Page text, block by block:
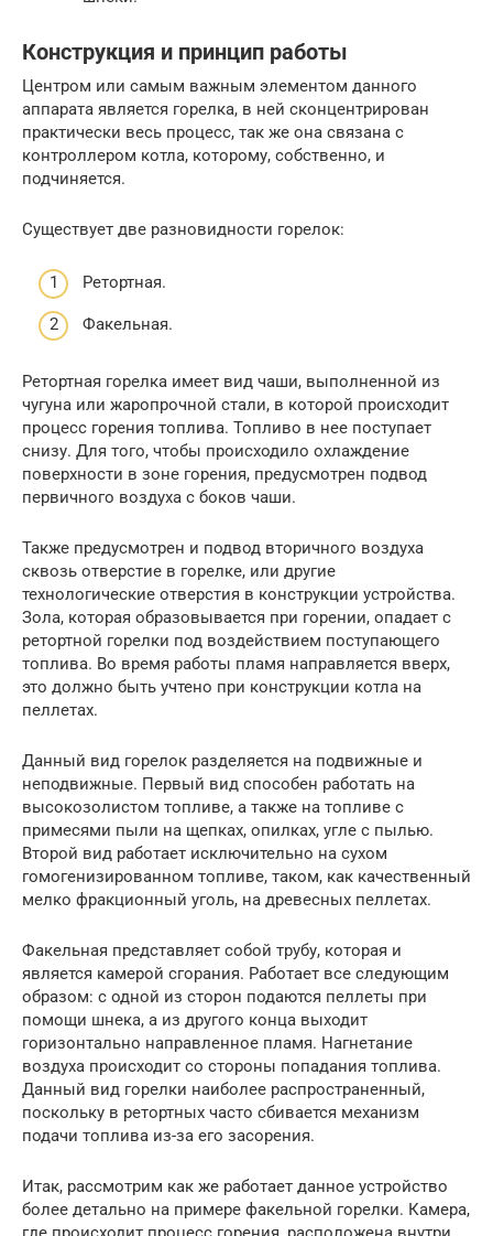
Конструкция и принцип работы
Центром или самым важным элементом данного
аппарата является горелка, в ней сконцентрирован
практически весь процесс, так же она связана с
контроллером котла, которому, собственно, и
подчиняется.
Существует две разновидности горелок:
Ретортная.
Факельная.
Ретортная горелка имеет вид чаши, выполненной из
чугуна или жаропрочной стали, в которой происходит
процесс горения топлива. Топливо в нее поступает
снизу. Для того, чтобы происходило охлаждение
поверхности в зоне горения, предусмотрен подвод
первичного воздуха с боков чаши.
Также предусмотрен и подвод вторичного воздуха
сквозь отверстие в горелке, или другие
технологические отверстия в конструкции устройства.
Зола, которая образовывается при горении, опадает с
ретортной горелки под воздействием поступающего
топлива. Во время работы пламя направляется вверх,
это должно быть учтено при конструкции котла на
пеллетах.
Данный вид горелок разделяется на подвижные и
неподвижные. Первый вид способен работать на
высокозолистом топливе, а также на топливе с
примесями пыли на щепках, опилках, угле с пылью.
Второй вид работает исключительно на сухом
гомогенизированном топливе, таком, как качественный
мелко фракционный уголь, на древесных пеллетах.
Факельная представляет собой трубу, которая и
является камерой сгорания. Работает все следующим
образом: с одной из сторон подаются пеллеты при
помощи шнека, а из другого конца выходит
горизонтально направленное пламя. Нагнетание
воздуха происходит со стороны попадания топлива.
Данный вид горелки наиболее распространенный,
поскольку в ретортных часто сбивается механизм
подачи топлива из-за его засорения.
Итак, рассмотрим как же работает данное устройство
более детально на примере факельной горелки. Камера,